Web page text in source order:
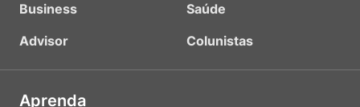
Business
Advisor
Saúde
Colunistas
Aprenda